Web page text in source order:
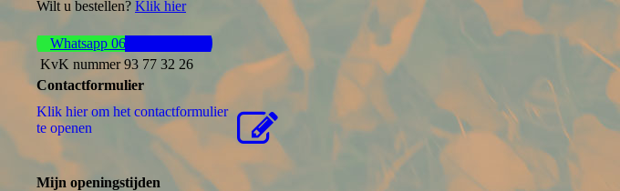
Wilt u bestellen? Klik hier
Whatsapp 06 44 57 37 61
KvK nummer 93 77 32 26
Contactformulier
Klik hier om het contactformulier
te openen
Mijn openingstijden